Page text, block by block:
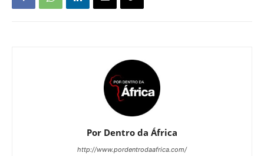
Por Dentro da África
http://www.pordentrodaafrica.com/